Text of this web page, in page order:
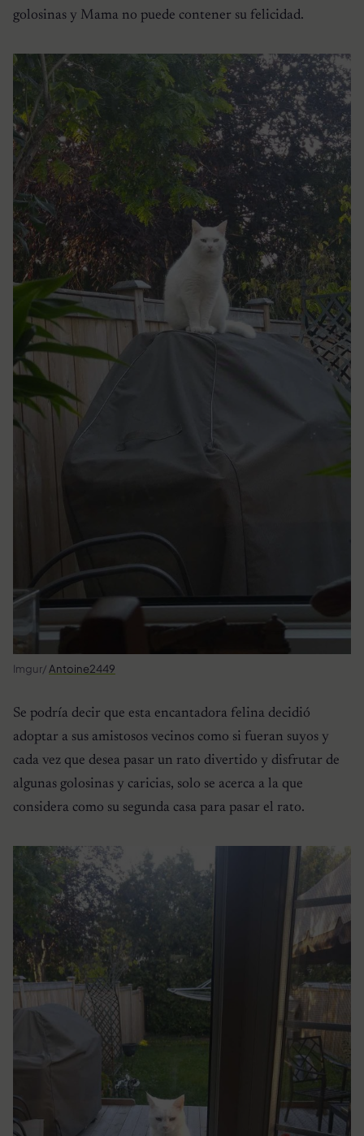
golosinas y Mama no puede contener su felicidad.
Imgur/ Antoine2449
Se podría decir que esta encantadora felina decidió
adoptar a sus amistosos vecinos como si fueran suyos y
cada vez que desea pasar un rato divertido y disfrutar de
algunas golosinas y caricias, solo se acerca a la que
considera como su segunda casa para pasar el rato.